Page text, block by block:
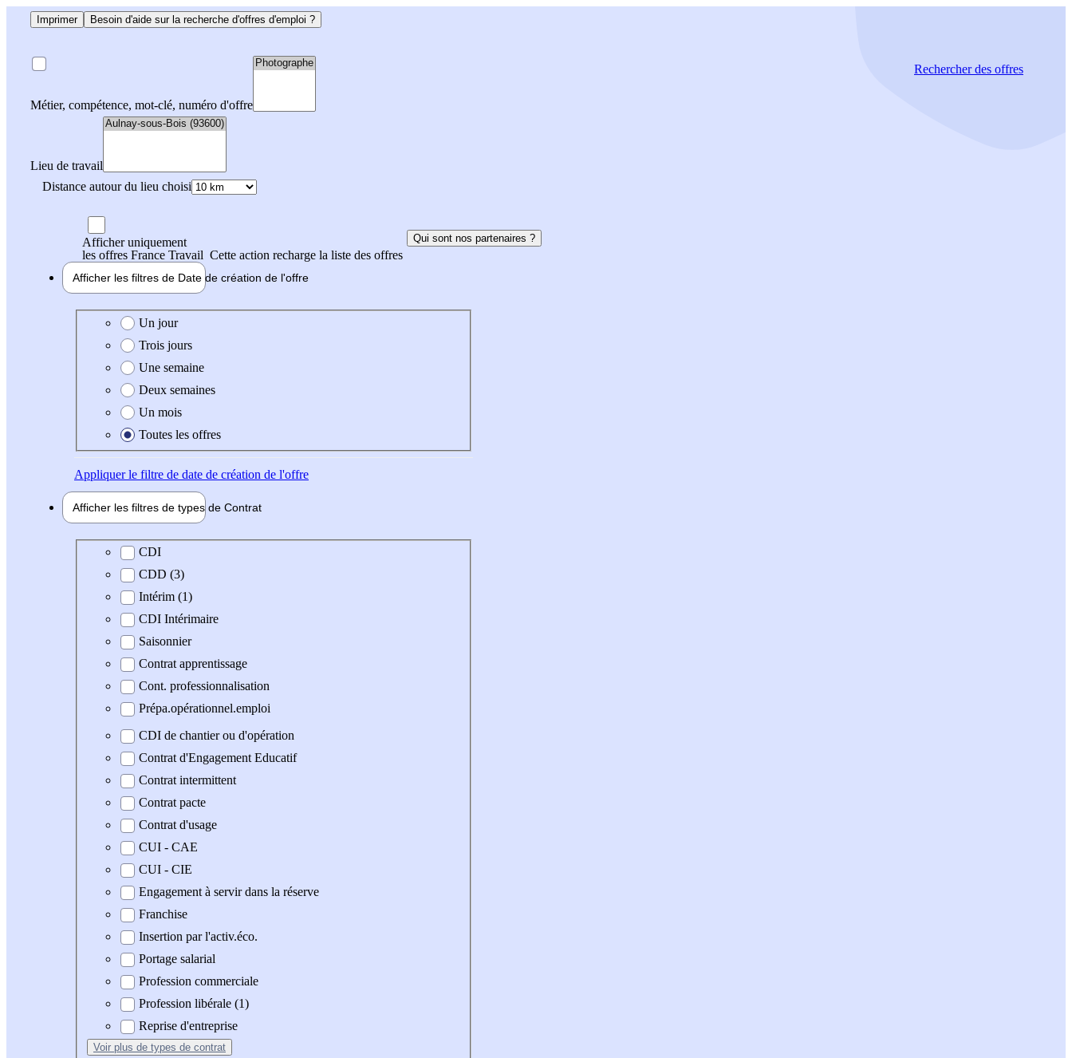
Imprimer Besoin d'aide sur la recherche d'offres d'emploi ?
Métier, compétence, mot-clé, numéro d'offre
Lieu de travail
Distance autour du lieu choisi
Rechercherdes offres
Afficher uniquement
les offres France Travail Cette action recharge la liste des offres
Qui sont nos partenaires ?
Afficher les filtres de Date de création de l'offre
Date de création de l'offre
Un jour
Trois jours
Une semaine
Deux semaines
Un mois
Toutes les offres
Appliquerle filtre de date de création de l'offre
Afficher les filtres de types de Contrat
Type de contrat
CDI
CDD (3)
Intérim (1)
CDI Intérimaire
Saisonnier
Contrat apprentissage
Cont. professionnalisation
Prépa.opérationnel.emploi
CDI de chantier ou d'opération
Contrat d'Engagement Educatif
Contrat intermittent
Contrat pacte
Contrat d'usage
CUI - CAE
CUI - CIE
Engagement à servir dans la réserve
Franchise
Insertion par l'activ.éco.
Portage salarial
Profession commerciale
Profession libérale (1)
Reprise d'entreprise
Voir plus de types de contrat